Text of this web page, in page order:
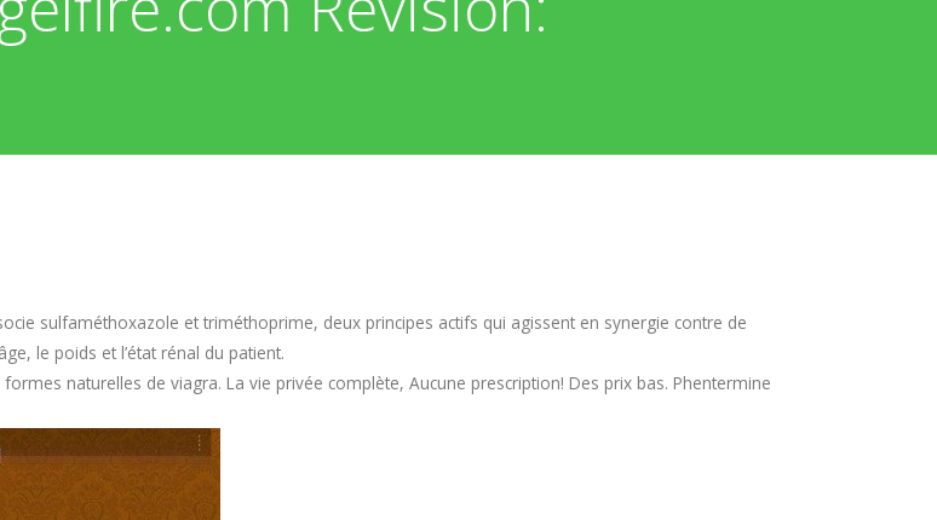
sulfaméthoxazole et triméthoprime, deux principes actifs qui agissent en synergie contre de
le poids et l’état rénal du patient.
naturelles de viagra. La vie privée complète, Aucune prescription! Des prix bas. Phentermine